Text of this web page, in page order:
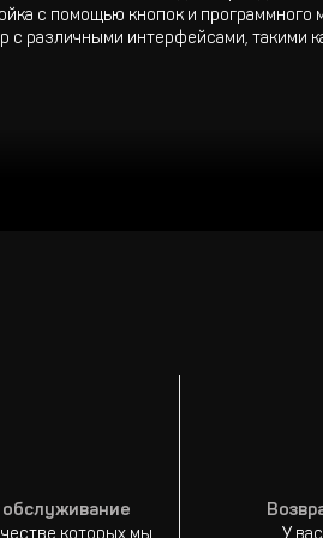
с помощью кнопок и программного
интерфейсами, такими как
обслуживание